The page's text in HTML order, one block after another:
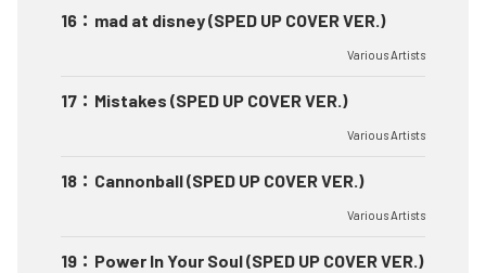
16 ： mad at disney (SPED UP COVER VER.)
Various Artists
17 ： Mistakes (SPED UP COVER VER.)
Various Artists
18 ： Cannonball (SPED UP COVER VER.)
Various Artists
19 ： Power In Your Soul (SPED UP COVER VER.)